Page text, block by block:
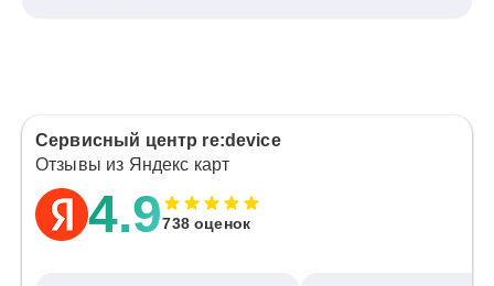
Сервисный центр re:device
Отзывы из Яндекс карт
4.9738 оценок